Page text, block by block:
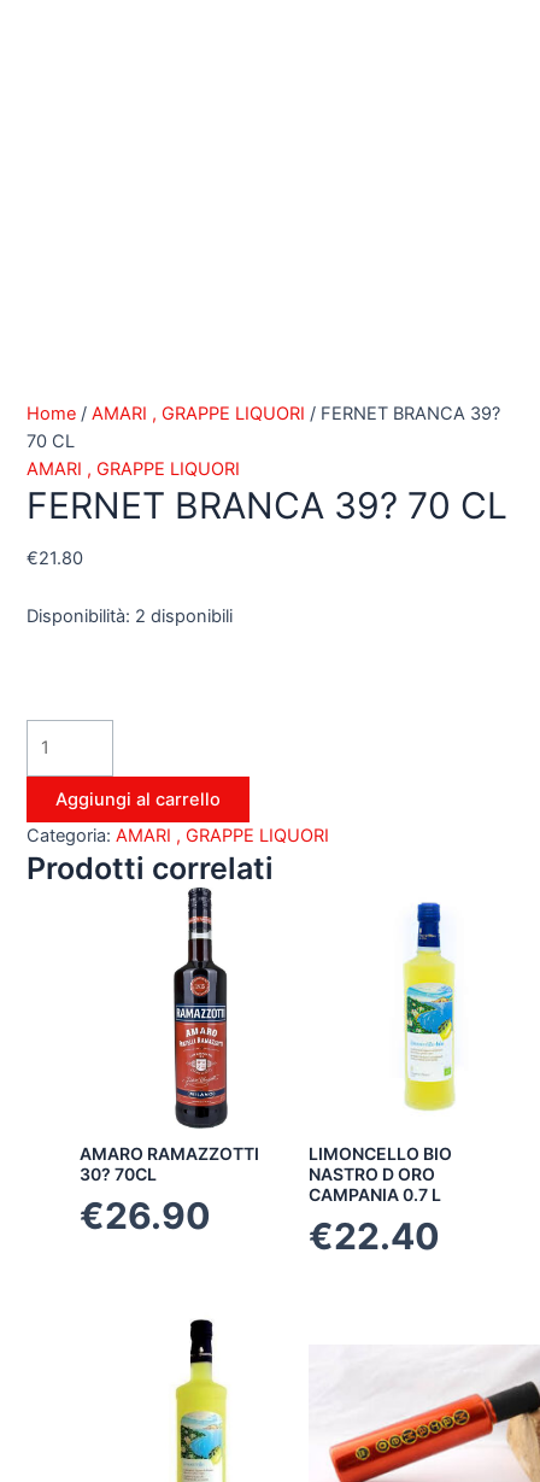
Home /AMARI , GRAPPE LIQUORI / FERNET BRANCA 39?
70 CL
AMARI , GRAPPE LIQUORI
FERNET BRANCA 39? 70 CL
€21.80
Disponibilità: 2 disponibili
Aggiungi al carrello
Categoria:AMARI , GRAPPE LIQUORI
Prodotti correlati
AMARO RAMAZZOTTI
30? 70CL
€26.90
LIMONCELLO BIO
NASTRO D ORO
CAMPANIA 0.7 L
€22.40